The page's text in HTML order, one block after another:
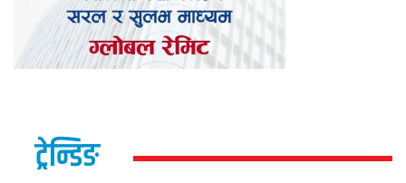
ट्रेन्डिङ